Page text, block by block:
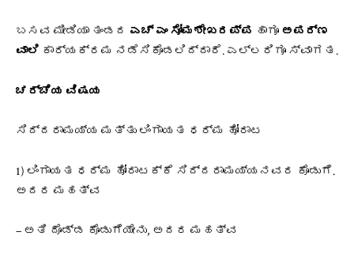
ಬಸವ ಮೀಡಿಯಾ ತಂಡದ ಎಚ್ ಎಂ ಸೋಮಶೇಖರಪ್ಪ ಹಾಗೂ ಅಪರ್ಣ
ವಾಲಿ ಕಾರ್ಯಕ್ರಮ ನಡೆಸಿಕೊಡಲಿದ್ದಾರೆ. ಎಲ್ಲರಿಗೂ ಸ್ವಾಗತ.
ಚರ್ಚೆಯ ವಿಷಯ
ಸಿದ್ದರಾಮಯ್ಯ ಮತ್ತು ಲಿಂಗಾಯತ ಧರ್ಮ ಹೋರಾಟ
1) ಲಿಂಗಾಯತ ಧರ್ಮ ಹೋರಾಟಕ್ಕೆ ಸಿದ್ದರಾಮಯ್ಯನವರ ಕೊಡುಗೆ.
ಅದರ ಮಹತ್ವ
– ಅತಿ ದೊಡ್ಡ ಕೊಡುಗೆಯೇನು, ಅದರ ಮಹತ್ವ